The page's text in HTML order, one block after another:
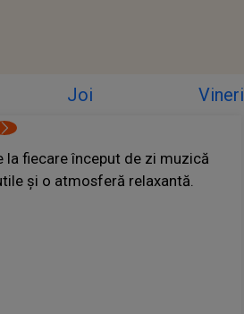
Joi Vineri
la fiecare început de zi muzică
și o atmosferă relaxantă.